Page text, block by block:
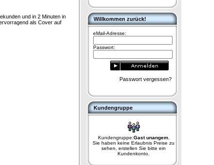
und in 2 Minuten in
als Cover auf
Willkommen zurück!
eMail-Adresse:
Passwort:
Passwort vergessen?
Kundengruppe
Kundengruppe:Gast unangem.
Sie haben keine Erlaubnis Preise zu
sehen, erstellen Sie bitte ein
Kundenkonto.